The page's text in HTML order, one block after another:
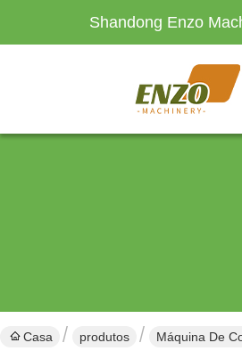
Shandong Enzo
Casa produtos Máquina De